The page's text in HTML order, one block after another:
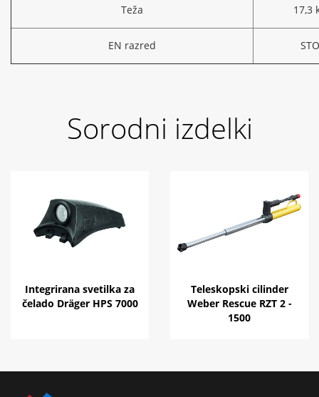
Teža 17,3
EN razred STO
Sorodni izdelki
Integrirana svetilka za
čelado Dräger HPS 7000
Teleskopski cilinder
Weber Rescue RZT 2 -
1500